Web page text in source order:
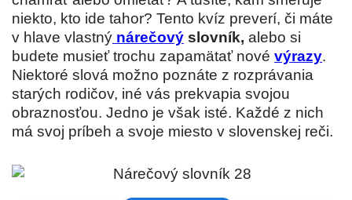
niekto, kto ide tahor? Tento kvíz preverí, či máte
v hlave vlastný nárečový slovník, alebo si
budete musieť trochu zapamätať nové výrazy.
Niektoré slová možno poznáte z rozprávania
starých rodičov, iné vás prekvapia svojou
obraznosťou. Jedno je však isté. Každé z nich
má svoj príbeh a svoje miesto v slovenskej reči.